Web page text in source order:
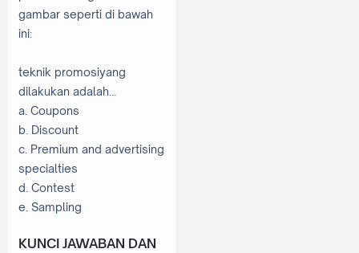
gambar seperti di bawah
ini:
teknik promosiyang
dilakukan adalah…
a. Coupons
b. Discount
c. Premium and advertising
specialties
d. Contest
e. Sampling
KUNCI JAWABAN DAN